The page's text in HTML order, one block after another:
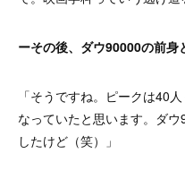
ーその後、ダウ90000の前
「そうですね。ピークは40
なっていたと思います。ダ
したけど（笑）」